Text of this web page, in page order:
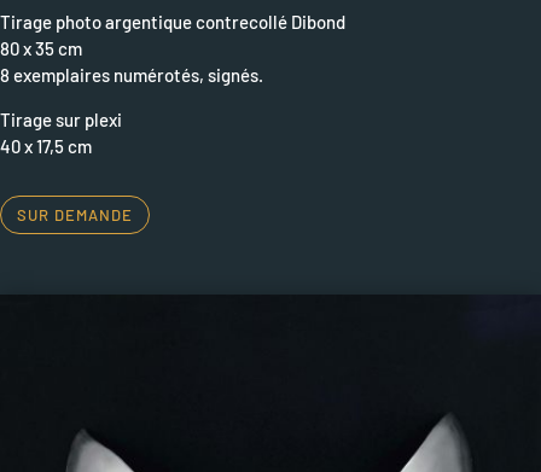
Tirage photo argentique contrecollé Dibond
80 x 35 cm
8 exemplaires numérotés, signés.
Tirage sur plexi
40 x 17,5 cm
SUR DEMANDE